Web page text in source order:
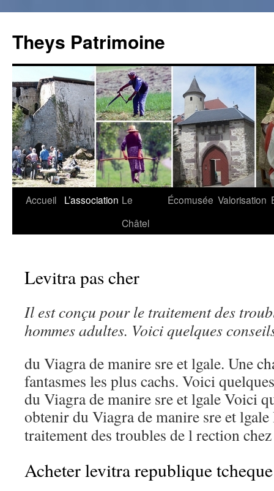
Theys Patrimoine
Aller
Accueil L’association Le
Châtel
Écomusée Valorisation
Levitra pas cher
Il est conçu pourle traitementdes
hommes adultes. Voiciquelques
du Viagra de manire sre et lgale. Une
fantasmes les plus cachs. Voici
du Viagra de manire sre et lgale Voici
obtenir du Viagra de manire sre et
traitementdes troubles de l rection
Acheter levitra republique tcheque